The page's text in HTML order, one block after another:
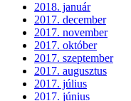
2018. január
2017. december
2017. november
2017. október
2017. szeptember
2017. augusztus
2017. július
2017. június